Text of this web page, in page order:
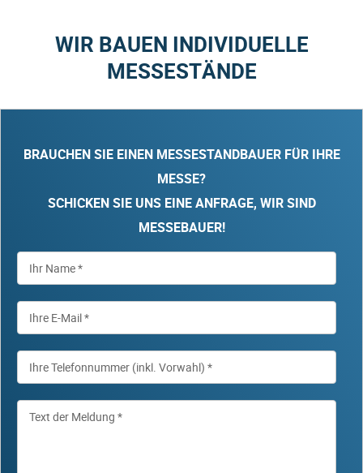
WIR BAUEN INDIVIDUELLE
MESSESTÄNDE
BRAUCHEN SIE EINEN MESSESTANDBAUER FÜR IHRE
MESSE?
SCHICKEN SIE UNS EINE ANFRAGE, WIR SIND
MESSEBAUER!